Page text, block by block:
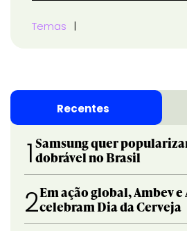
Temas
Recentes
1 Samsung quer
dobrável no Brasil
2Em ação global, Ambev e
celebram Dia da Cerveja